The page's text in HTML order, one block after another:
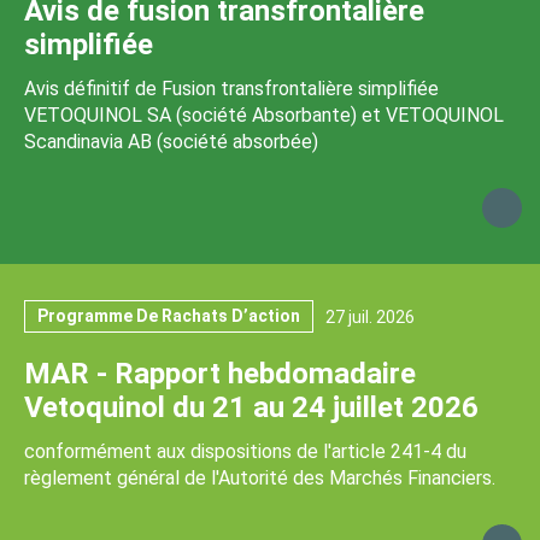
Avis de fusion transfrontalière
simplifiée
Avis définitif de Fusion transfrontalière simplifiée
VETOQUINOL SA (société Absorbante) et VETOQUINOL
Scandinavia AB (société absorbée)
Programme De Rachats D’action 27 juil. 2026
MAR - Rapport hebdomadaire
Vetoquinol du 21 au 24 juillet 2026
conformément aux dispositions de l'article 241-4 du
règlement général de l'Autorité des Marchés Financiers.